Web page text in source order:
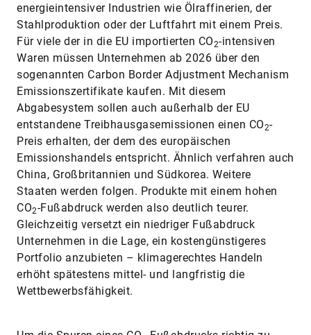
energieintensiver Industrien wie Ölraffinerien, der
Stahlproduktion oder der Luftfahrt mit einem Preis.
Für viele der in die EU importierten CO2-intensiven
Waren müssen Unternehmen ab 2026 über den
sogenannten Carbon Border Adjustment Mechanism
Emissionszertifikate kaufen. Mit diesem
Abgabesystem sollen auch außerhalb der EU
entstandene Treibhausgasemissionen einen CO2-
Preis erhalten, der dem des europäischen
Emissionshandels entspricht. Ähnlich verfahren auch
China, Großbritannien und Südkorea. Weitere
Staaten werden folgen. Produkte mit einem hohen
CO2-Fußabdruck werden also deutlich teurer.
Gleichzeitig versetzt ein niedriger Fußabdruck
Unternehmen in die Lage, ein kostengünstigeres
Portfolio anzubieten – klimagerechtes Handeln
erhöht spätestens mittel- und langfristig die
Wettbewerbsfähigkeit.